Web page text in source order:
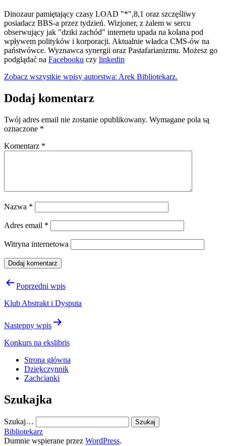
Dinozaur pamiętający czasy LOAD "*",8,1 oraz szczęśliwy
posiadacz BBS-a przez tydzień. Wizjoner, z żalem w sercu
obserwujący jak "dziki zachód" internetu upada na kolana pod
wpływem polityków i korporacji. Aktualnie władca CMS-ów na
państwówce. Wyznawca synergii oraz Pastafarianizmu. Możesz go
podglądać na Facebooku czy linkedin
Zobacz wszystkie wpisy autorstwa: Arek Bibliotekarz.
Dodaj komentarz
Twój adres email nie zostanie opublikowany. Wymagane pola są
oznaczone *
Komentarz *
Nazwa *
Adres email *
Witryna internetowa
Nawigacja
Poprzedni wpis
Klub Abstrakt i Dysputa
Następny wpis
Konkurs na ekslibris
Strona główna
Dziękczynnik
Zachcianki
Szukajka
Szukaj…
Bibliotekarz
Dumnie wspierane przez WordPress.